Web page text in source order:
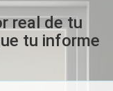
real de tu
tu informe